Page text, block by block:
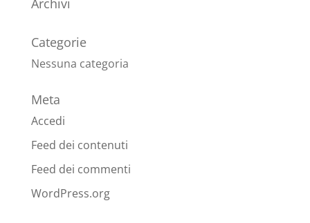
Categorie
Nessuna categoria
Meta
Accedi
Feed dei contenuti
Feed dei commenti
WordPress.org